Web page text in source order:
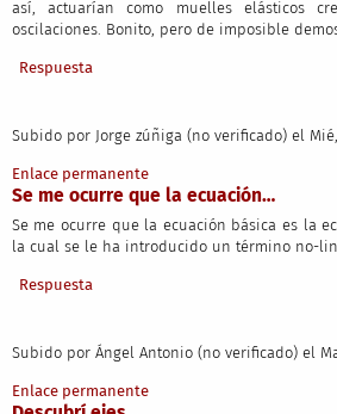
así, actuarían como muelles elásticos
oscilaciones. Bonito, pero de imposible
Respuesta
Subido por Jorge zúñiga (no verificado) el
Enlace permanente
Se me ocurre que la ecuación…
Se me ocurre que la ecuación básica es la
la cual se le ha introducido un término no-
Respuesta
Subido por Ángel Antonio (no verificado) el
Enlace permanente